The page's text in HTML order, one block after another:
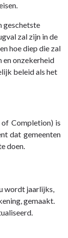
geschetste
zal zijn in de
hoe diep die zal
en onzekerheid
beleid als het
of Completion) is
dat gemeenten
doen.
wordt jaarlijks,
gemaakt.